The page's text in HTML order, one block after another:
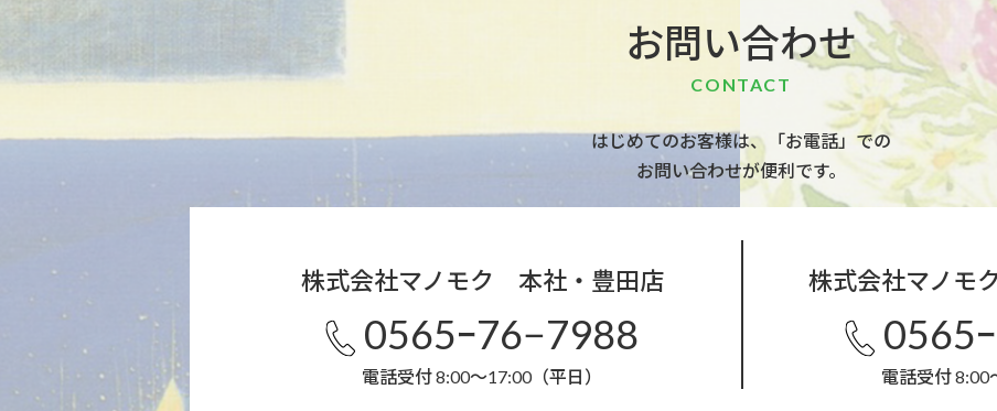
お問い合わせ
CONTACT
はじめてのお客様は、「お電話」での
お問い合わせが便利です。
株式会社マノモク 本社・豊田店
0565ｰ76−7988
電話受付 8:00～17:00（平日）
株式会社マノモ
0565
電話受付 8:00